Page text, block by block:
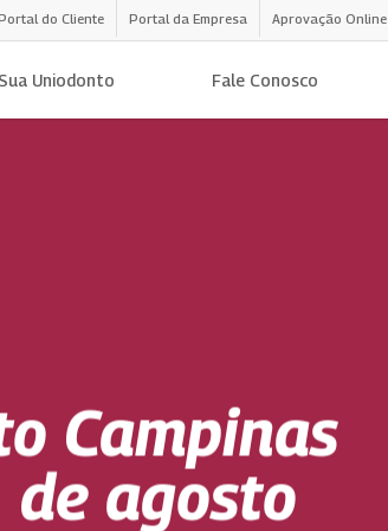
do Cliente Portal da Empresa Aprovação Online
Sua Uniodonto Fale Conosco
Campinas
agosto